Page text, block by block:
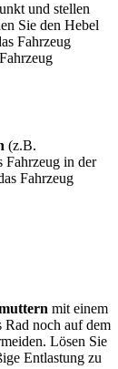
und stellen
Sie den Hebel
Fahrzeug
(z.B.
Fahrzeug in der
Fahrzeug
mit einem
Rad noch auf dem
Lösen Sie
Entlastung zu